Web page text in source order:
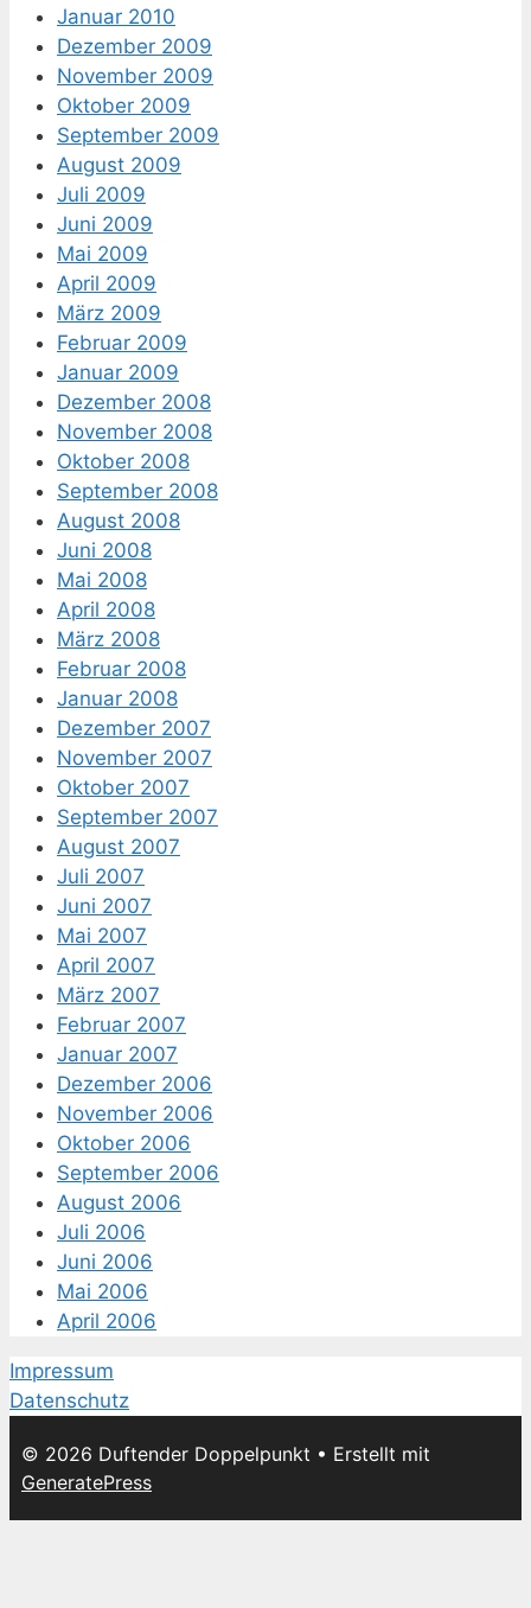
Januar 2010
Dezember 2009
November 2009
Oktober 2009
September 2009
August 2009
Juli 2009
Juni 2009
Mai 2009
April 2009
März 2009
Februar 2009
Januar 2009
Dezember 2008
November 2008
Oktober 2008
September 2008
August 2008
Juni 2008
Mai 2008
April 2008
März 2008
Februar 2008
Januar 2008
Dezember 2007
November 2007
Oktober 2007
September 2007
August 2007
Juli 2007
Juni 2007
Mai 2007
April 2007
März 2007
Februar 2007
Januar 2007
Dezember 2006
November 2006
Oktober 2006
September 2006
August 2006
Juli 2006
Juni 2006
Mai 2006
April 2006
Impressum
Datenschutz
© 2026 Duftender Doppelpunkt • Erstellt mit
GeneratePress